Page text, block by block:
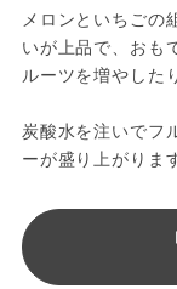
メロンといちごの
いが上品で、おも
ルーツを増やした
炭酸水を注いでフ
ーが盛り上がりま